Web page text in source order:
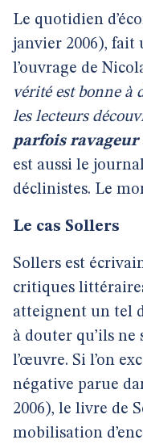
Le quotidien
janvier 2006), fait
l’ouvrage de
vérité est bonne à
les lecteurs
parfois ravageur
est aussi le
déclinistes. Le
Le cas Sollers
Sollers est
critiques
atteignent un tel
à douter qu’ils ne
l’œuvre. Si l’on
négative parue
2006), le livre de
mobilisation